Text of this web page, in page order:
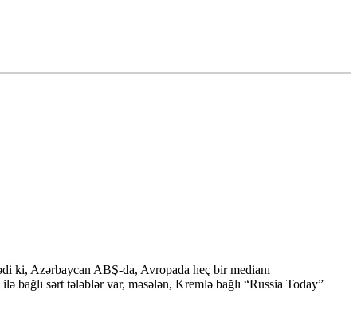
ki, Azərbaycan ABŞ-da, Avropada heç bir medianı
sərt tələblər var, məsələn, Kremlə bağlı “Russia Today”